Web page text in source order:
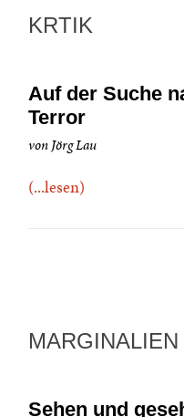
KRTIK
Auf der Suche
Terror
von Jörg Lau
(...lesen)
MARGINALIEN
Sehen und